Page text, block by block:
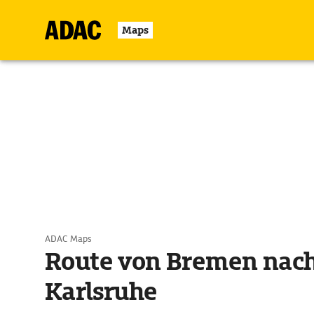
Maps
ADAC Maps
Route von Bremen
Karlsruhe